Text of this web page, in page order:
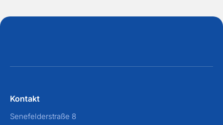
Kontakt
Senefelderstraße 8